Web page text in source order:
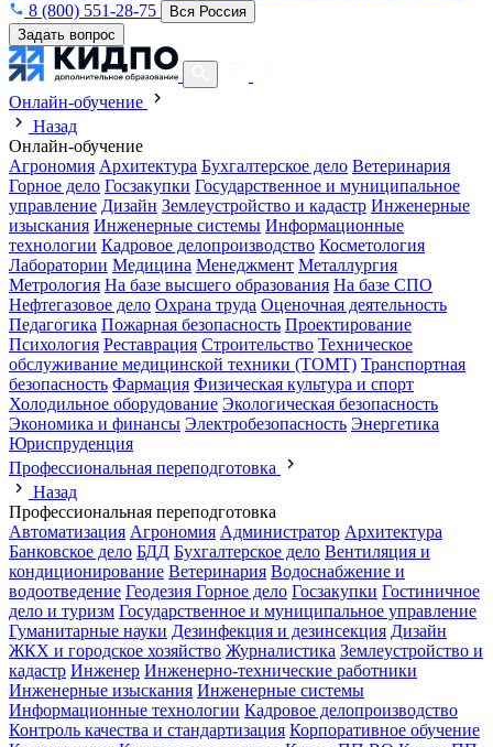
8 (800) 551-28-75
Вся Россия
Задать вопрос
Онлайн-обучение
Назад
Онлайн-обучение
Агрономия Архитектура Бухгалтерское дело Ветеринария
Горное дело Госзакупки Государственное и муниципальное
управление Дизайн Землеустройство и кадастр Инженерные
изыскания Инженерные системы Информационные
технологии Кадровое делопроизводство Косметология
Лаборатории Медицина Менеджмент Металлургия
Метрология На базе высшего образования На базе СПО
Нефтегазовое дело Охрана труда Оценочная деятельность
Педагогика Пожарная безопасность Проектирование
Психология Реставрация Строительство Техническое
обслуживание медицинской техники (ТОМТ) Транспортная
безопасность Фармация Физическая культура и спорт
Холодильное оборудование Экологическая безопасность
Экономика и финансы Электробезопасность Энергетика
Юриспруденция
Профессиональная переподготовка
Назад
Профессиональная переподготовка
Автоматизация Агрономия Администратор Архитектура
Банковское дело БДД Бухгалтерское дело Вентиляция и
кондиционирование Ветеринария Водоснабжение и
водоотведение Геодезия Горное дело Госзакупки Гостиничное
дело и туризм Государственное и муниципальное управление
Гуманитарные науки Дезинфекция и дезинсекция Дизайн
ЖКХ и городское хозяйство Журналистика Землеустройство и
кадастр Инженер Инженерно-технические работники
Инженерные изыскания Инженерные системы
Информационные технологии Кадровое делопроизводство
Контроль качества и стандартизация Корпоративное обучение